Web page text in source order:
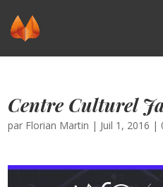
Centre Culturel
par Florian Martin | Juil 1, 2016 |